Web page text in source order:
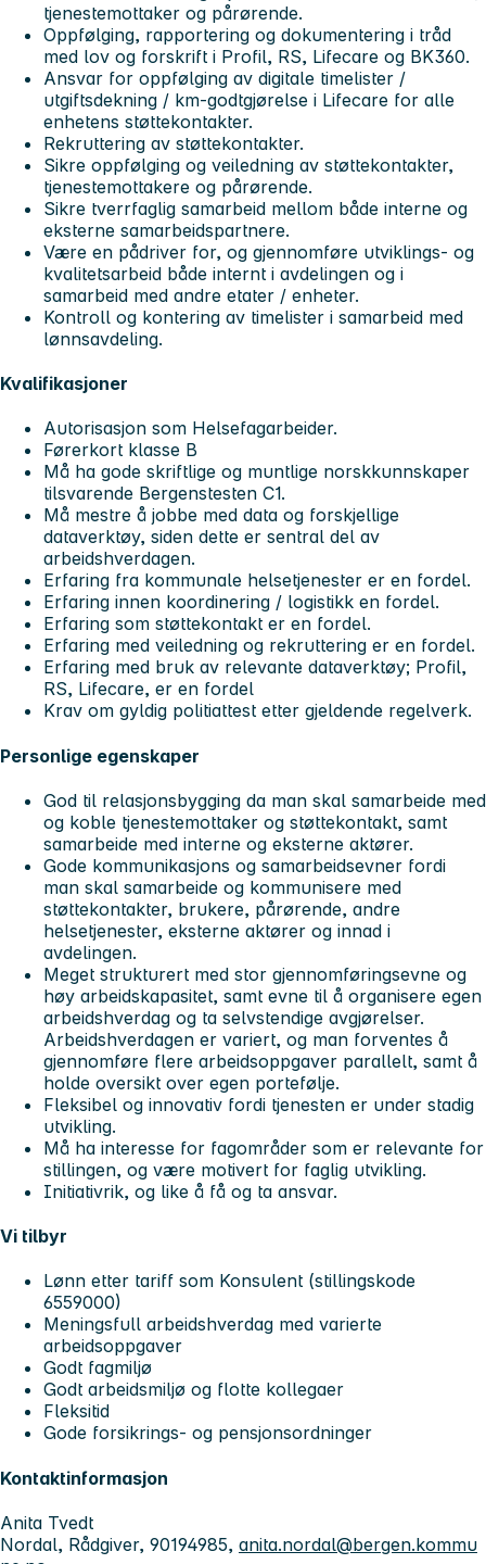
tjenestemottaker og pårørende.
Oppfølging, rapportering og dokumentering i tråd
med lov og forskrift i Profil, RS, Lifecare og BK360.
Ansvar for oppfølging av digitale timelister /
utgiftsdekning / km-godtgjørelse i Lifecare for alle
enhetens støttekontakter.
Rekruttering av støttekontakter.
Sikre oppfølging og veiledning av støttekontakter,
tjenestemottakere og pårørende.
Sikre tverrfaglig samarbeid mellom både interne og
eksterne samarbeidspartnere.
Være en pådriver for, og gjennomføre utviklings- og
kvalitetsarbeid både internt i avdelingen og i
samarbeid med andre etater / enheter.
Kontroll og kontering av timelister i samarbeid med
lønnsavdeling.
Kvalifikasjoner
Autorisasjon som Helsefagarbeider.
Førerkort klasse B
Må ha gode skriftlige og muntlige norskkunnskaper
tilsvarende Bergenstesten C1.
Må mestre å jobbe med data og forskjellige
dataverktøy, siden dette er sentral del av
arbeidshverdagen.
Erfaring fra kommunale helsetjenester er en fordel.
Erfaring innen koordinering / logistikk en fordel.
Erfaring som støttekontakt er en fordel.
Erfaring med veiledning og rekruttering er en fordel.
Erfaring med bruk av relevante dataverktøy; Profil,
RS, Lifecare, er en fordel
Krav om gyldig politiattest etter gjeldende regelverk.
Personlige egenskaper
God til relasjonsbygging da man skal samarbeide med
og koble tjenestemottaker og støttekontakt, samt
samarbeide med interne og eksterne aktører.
Gode kommunikasjons og samarbeidsevner fordi
man skal samarbeide og kommunisere med
støttekontakter, brukere, pårørende, andre
helsetjenester, eksterne aktører og innad i
avdelingen.
Meget strukturert med stor gjennomføringsevne og
høy arbeidskapasitet, samt evne til å organisere egen
arbeidshverdag og ta selvstendige avgjørelser.
Arbeidshverdagen er variert, og man forventes å
gjennomføre flere arbeidsoppgaver parallelt, samt å
holde oversikt over egen portefølje.
Fleksibel og innovativ fordi tjenesten er under stadig
utvikling.
Må ha interesse for fagområder som er relevante for
stillingen, og være motivert for faglig utvikling.
Initiativrik, og like å få og ta ansvar.
Vi tilbyr
Lønn etter tariff som Konsulent (stillingskode
6559000)
Meningsfull arbeidshverdag med varierte
arbeidsoppgaver
Godt fagmiljø
Godt arbeidsmiljø og flotte kollegaer
Fleksitid
Gode forsikrings- og pensjonsordninger
Kontaktinformasjon
Anita Tvedt
Nordal, Rådgiver, 90194985, anita.nordal@bergen.kommu